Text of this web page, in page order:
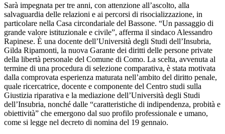
Sarà impegnata per tre anni, con attenzione all’ascolto, alla
salvaguardia delle relazioni e ai percorsi di risocializzazione, in
particolare nella Casa circondariale del Bassone. “Un passaggio di
grande valore istituzionale e civile”, afferma il sindaco Alessandro
Rapinese. È una docente dell’Università degli Studi dell’Insubria,
Gilda Ripamonti, la nuova Garante dei diritti delle persone private
della libertà personale del Comune di Como. La scelta, avvenuta al
termine di una procedura di selezione comparativa, è stata motivata
dalla comprovata esperienza maturata nell’ambito del diritto penale,
quale ricercatrice, docente e componente del Centro studi sulla
Giustizia riparativa e la mediazione dell’Università degli Studi
dell’Insubria, nonché dalle “caratteristiche di indipendenza, probità e
obiettività” che emergono dal suo profilo professionale e umano,
come si legge nel decreto di nomina del 19 gennaio.